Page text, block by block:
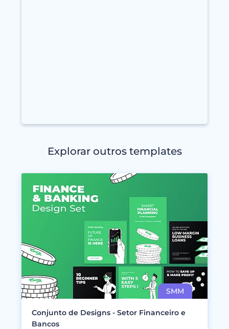
Explorar outros templates
Conjunto de Designs - Setor Financeiro e
Bancos